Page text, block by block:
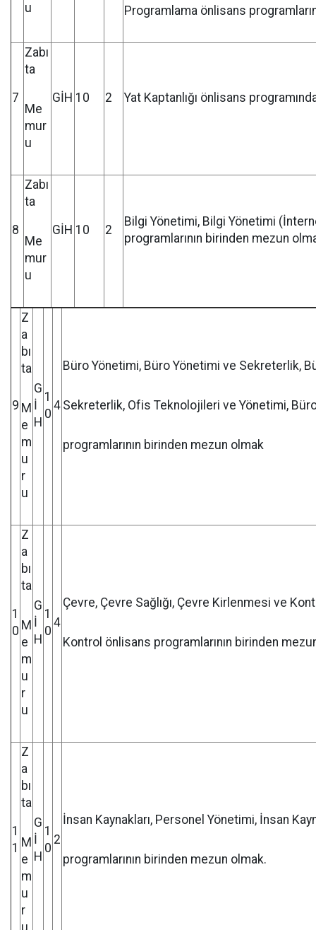
u
Programlama önlisans
7
Zabı
ta
Me
mur
u
GİH 10 2 Yat Kaptanlığı önlisans
8
Zabı
ta
Me
mur
u
GİH 10 2
Bilgi Yönetimi, Bilgi Yönetimi
programlarının birinden mezun
9
Z
a
bı
ta
M
e
m
u
r
u
G
İ
H
1
0
4
Büro Yönetimi, Büro Yönetimi ve Sekreterlik,
Sekreterlik, Ofis Teknolojileri ve Yönetimi,
programlarının birinden mezun olmak
1
0
Z
a
bı
ta
M
e
m
u
r
u
G
İ
H
1
0
4
Çevre, Çevre Sağlığı, Çevre Kirlenmesi ve
Kontrol önlisans programlarının birinden
1
1
Z
a
bı
ta
M
e
m
u
r
u
G
İ
H
1
0
2
İnsan Kaynakları, Personel Yönetimi, İnsan
programlarının birinden mezun olmak.